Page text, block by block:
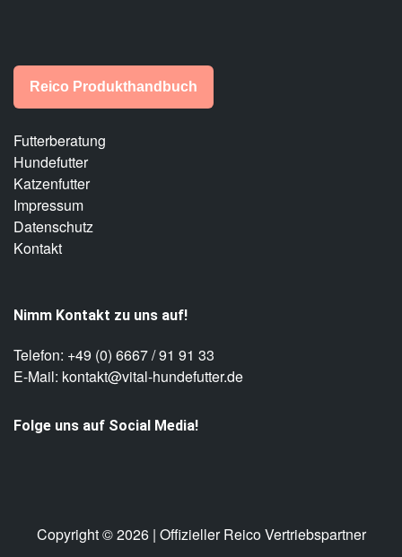
Reico Produkthandbuch
Futterberatung
Hundefutter
Katzenfutter
Impressum
Datenschutz
Kontakt
Nimm Kontakt zu uns auf!
Telefon: +49 (0) 6667 / 91 91 33
E-Mail: kontakt@vital-hundefutter.de
Folge uns auf Social Media!
Copyright © 2026 | Offizieller Reico Vertriebspartner